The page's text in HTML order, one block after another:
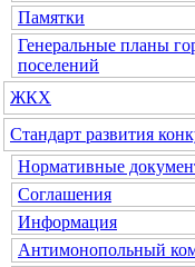
Памятки
Генеральные планы
поселений
ЖКХ
Стандарт развития
Нормативные
Соглашения
Информация
Антимонопольный